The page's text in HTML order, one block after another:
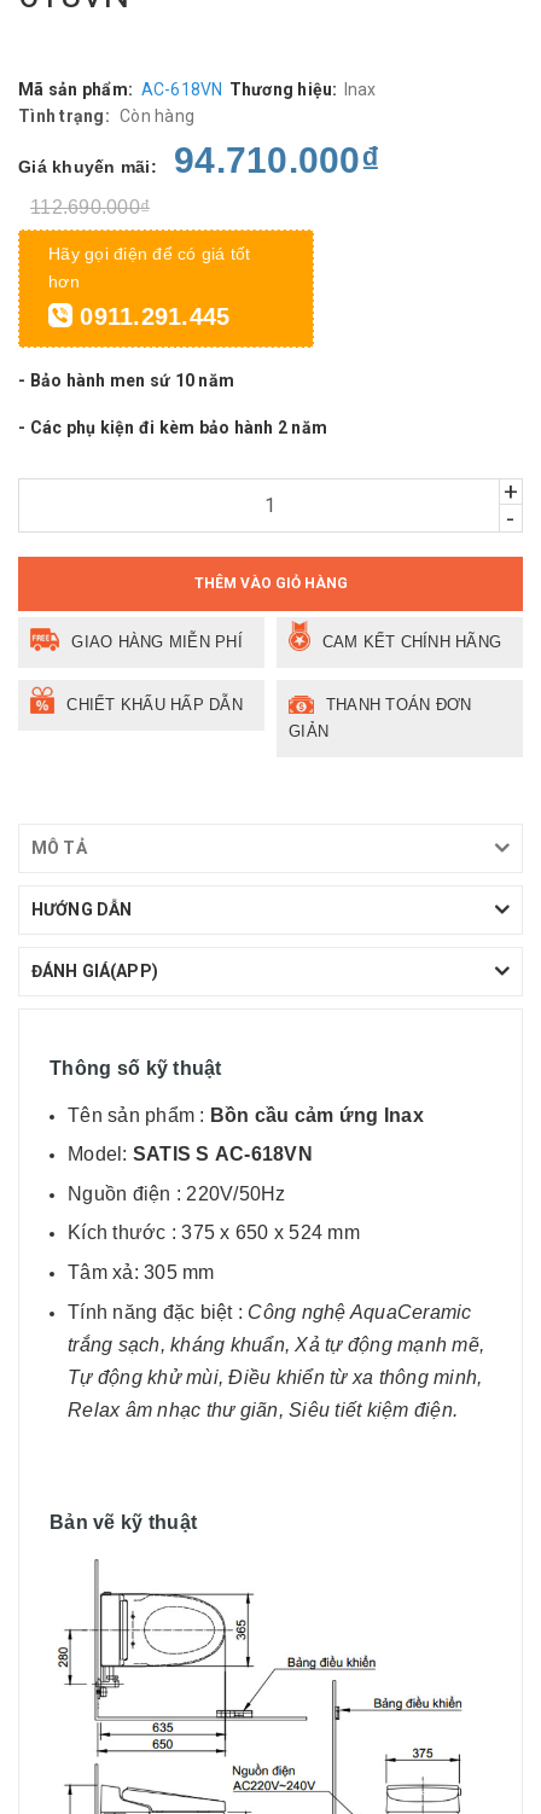
Mã sản phẩm: AC-618VN Thương hiệu:
Inax
Tình trạng: Còn hàng
Giá khuyến mãi: 94.710.000₫
112.690.000₫
Hãy gọi điện để có giá tốt
hơn
0911.291.445
- Bảo hành men sứ 10 năm
- Các phụ kiện đi kèm bảo hành 2 năm
+
-
THÊM VÀO GIỎ HÀNG
GIAO HÀNG MIỄN PHÍ CAM KẾT CHÍNH HÃNG
CHIẾT KHẤU HẤP DẪN
THANH TOÁN ĐƠN
GIẢN
MÔ TẢ
HƯỚNG DẪN
ĐÁNH GIÁ(APP)
Thông số kỹ thuật
Tên sản phẩm : Bồn cầu cảm ứng Inax
Model: SATIS S AC-618VN
Nguồn điện : 220V/50Hz
Kích thước : 375 x 650 x 524 mm
Tâm xả: 305 mm
Tính năng đặc biệt : Công nghệ AquaCeramic
trắng sạch, kháng khuẩn, Xả tự động mạnh mẽ,
Tự động khử mùi, Điều khiển từ xa thông minh,
Relax âm nhạc thư giãn, Siêu tiết kiệm điện.
Bản vẽ kỹ thuật